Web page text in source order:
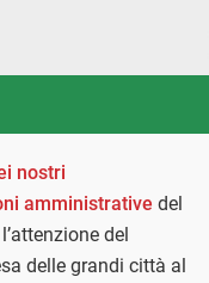
nostri
amministrative del
del
delle grandi città al